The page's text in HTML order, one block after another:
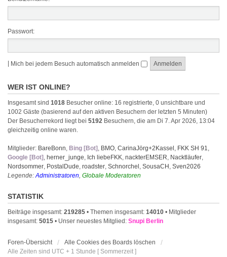
Passwort:
Mich bei jedem Besuch automatisch anmelden
WER IST ONLINE?
Insgesamt sind 1018 Besucher online: 16 registrierte, 0 unsichtbare und
1002 Gäste (basierend auf den aktiven Besuchern der letzten 5 Minuten)
Der Besucherrekord liegt bei 5192 Besuchern, die am Di 7. Apr 2026, 13:04
gleichzeitig online waren.
Mitglieder: BareBonn, Bing [Bot] , BMO, CarinaJörg+2Kassel , FKK SH 91,
Google [Bot] , herner_junge, Ich liebeFKK, nackterEMSER, Nacktläufer,
Nordsommer, PostalDude, roadster, Schnorchel , SousaCH , Sven2026
Legende:Administratoren, Globale Moderatoren
STATISTIK
Beiträge insgesamt: 219285 • Themen insgesamt: 14010 • Mitglieder
insgesamt: 5015 • Unser neuestes Mitglied: Snupi Berlin
Foren-Übersicht
Alle Cookies des Boards löschen
Alle Zeiten sind UTC + 1 Stunde [ Sommerzeit ]